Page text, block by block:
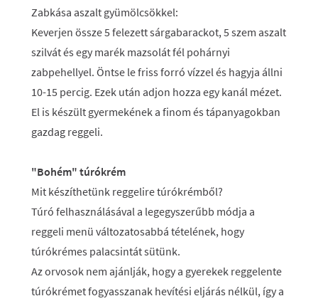
Zabkása aszalt gyümölcsökkel:
Keverjen össze 5 felezett sárgabarackot, 5 szem aszalt
szilvát és egy marék mazsolát fél pohárnyi
zabpehellyel. Öntse le friss forró vízzel és hagyja állni
10-15 percig. Ezek után adjon hozza egy kanál mézet.
El is készült gyermekének a finom és tápanyagokban
gazdag reggeli.
"Bohém" túrókrém
Mit készíthetünk reggelire túrókrémből?
Túró felhasználásával a legegyszerűbb módja a
reggeli menü változatosabbá tételének, hogy
túrókrémes palacsintát sütünk.
Az orvosok nem ajánlják, hogy a gyerekek reggelente
túrókrémet fogyasszanak hevítési eljárás nélkül, így a